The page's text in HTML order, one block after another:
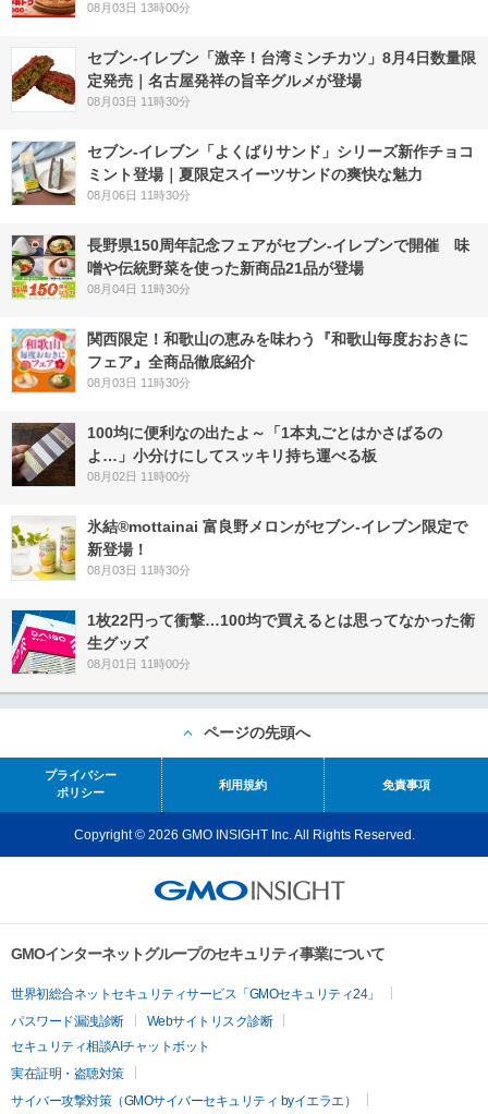
08月03日 13時00分
セブン-イレブン「激辛！台湾ミンチカツ」8月4日数量限
定発売｜名古屋発祥の旨辛グルメが登場
08月03日 11時30分
セブン‐イレブン「よくばりサンド」シリーズ新作チョコ
ミント登場｜夏限定スイーツサンドの爽快な魅力
08月06日 11時30分
長野県150周年記念フェアがセブン-イレブンで開催 味
噌や伝統野菜を使った新商品21品が登場
08月04日 11時30分
関西限定！和歌山の恵みを味わう『和歌山毎度おおきに
フェア』全商品徹底紹介
08月03日 11時30分
100均に便利なの出たよ～「1本丸ごとはかさばるの
よ…」小分けにしてスッキリ持ち運べる板
08月02日 11時00分
氷結®mottainai 富良野メロンがセブン‐イレブン限定で
新登場！
08月03日 11時30分
1枚22円って衝撃…100均で買えるとは思ってなかった衛
生グッズ
08月01日 11時00分
ページの先頭へ
プライバシー
ポリシー
利用規約 免責事項
Copyright © 2026 GMO INSIGHT Inc. All Rights Reserved.
GMOインターネットグループのセキュリティ事業について
世界初総合ネットセキュリティサービス「GMOセキュリティ24」
パスワード漏洩診断
Webサイトリスク診断
セキュリティ相談AIチャットボット
実在証明・盗聴対策
サイバー攻撃対策（GMOサイバーセキュリティ byイエラエ）